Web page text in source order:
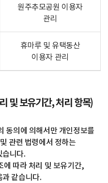
원주추모공원 이용자
관리
휴마루 및 유택동산
이용자 관리
및 보유기간, 처리 항목)
동의에 의해서만 개인정보를
관련 법령에서 정하는
습니다.
에 따라 처리 및 보유기간,
같습니다.